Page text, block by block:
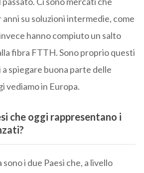
su soluzioni intermedie, come
hanno compiuto un salto
fibra FTTH. Sono proprio questi
spiegare buona parte delle
vediamo in Europa.
che oggi rappresentano i
i due Paesi che, a livello